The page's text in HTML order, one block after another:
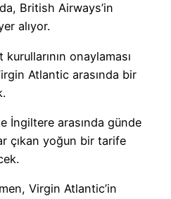
British Airways’in
alıyor.
onaylaması
Atlantic arasında bir
İngiltere arasında günde
çıkan yoğun bir tarife
Virgin Atlantic’in